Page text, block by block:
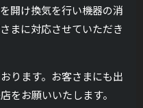
開け換気を行い機器の消
まに対応させていただき
ります。お客さまにも出
をお願いいたします。